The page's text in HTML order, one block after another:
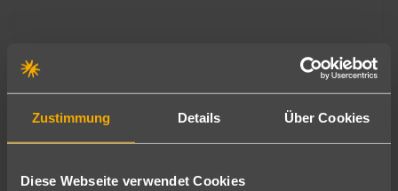
Zustimmung Details Über Cookies
Diese Webseite verwendet Cookies